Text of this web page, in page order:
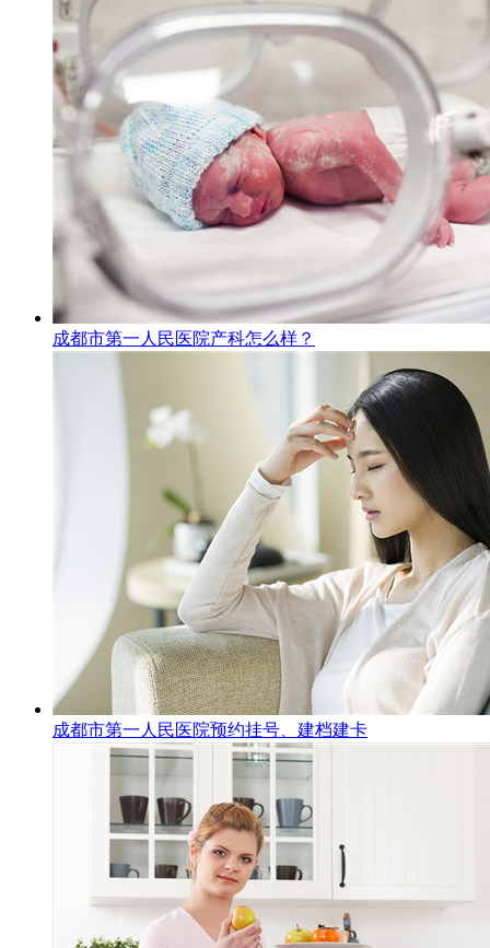
成都市第一人民医院产科怎么样？
成都市第一人民医院预约挂号、建档建卡